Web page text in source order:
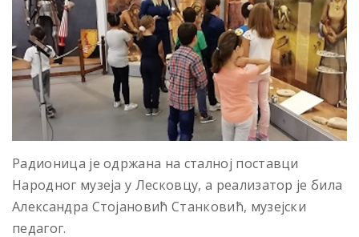
Радионица је одржана на сталној поставци
Народног музеја у Лесковцу, а реализатор је била
Александра Стојановић Станковић, музејски
педагог.